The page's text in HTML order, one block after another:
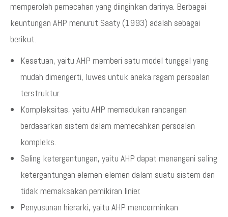
memperoleh pemecahan yang diinginkan darinya. Berbagai
keuntungan AHP menurut Saaty (1993) adalah sebagai
berikut.
Kesatuan, yaitu AHP memberi satu model tunggal yang
mudah dimengerti, luwes untuk aneka ragam persoalan
terstruktur.
Kompleksitas, yaitu AHP memadukan rancangan
berdasarkan sistem dalam memecahkan persoalan
kompleks.
Saling ketergantungan, yaitu AHP dapat menangani saling
ketergantungan elemen-elemen dalam suatu sistem dan
tidak memaksakan pemikiran linier.
Penyusunan hierarki, yaitu AHP mencerminkan